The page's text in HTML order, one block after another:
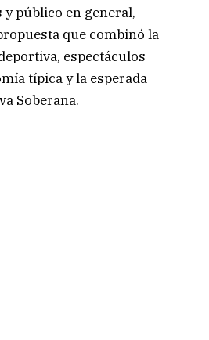
público en general,
que combinó la
espectáculos
típica y la esperada
Soberana.